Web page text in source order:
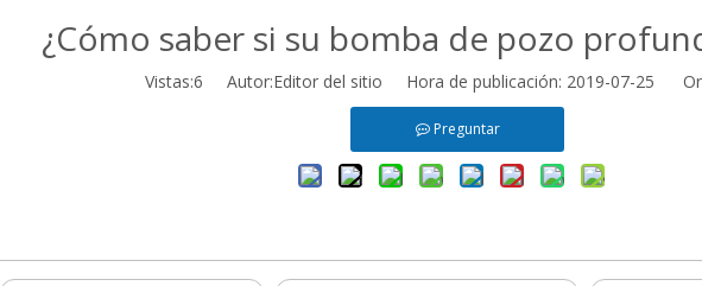
¿Cómo saber si su bomba de pozo
Vistas:6 Autor:Editor del sitio Hora de publicación: 2019-07-25
Preguntar